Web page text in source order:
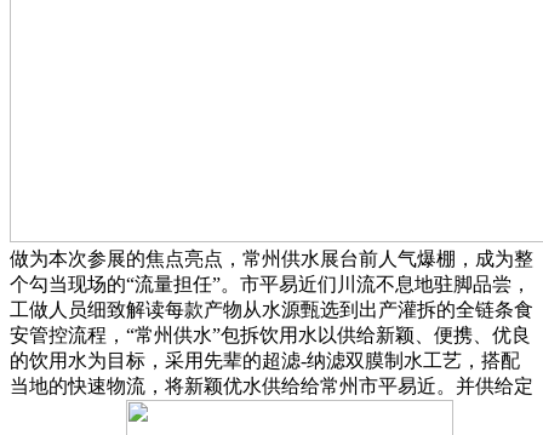
做为本次参展的焦点亮点，常州供水展台前人气爆棚，成为整
个勾当现场的“流量担任”。市平易近们川流不息地驻脚品尝，
工做人员细致解读每款产物从水源甄选到出产灌拆的全链条食
安管控流程，“常州供水”包拆饮用水以供给新颖、便携、优良
的饮用水为目标，采用先辈的超滤-纳滤双膜制水工艺，搭配
当地的快速物流，将新颖优水供给给常州市平易近。并供给定